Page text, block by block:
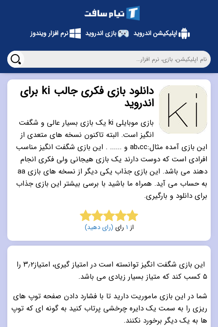
دانلود بازی فکری جالب ki برای
اندروید
بازی موبایلی ki یک بازی بسیار عالی و شگفت
انگیز است. البته تاکنون نسخه های متعدی از
این بازی آمده مثال:ab،cc و ...... . این بازی شگفت انگیز مناسب
افرادی است که دوست دارند یک بازی هیجانی ولی فکری انجام
دهند می باشد. این بازی جذاب یکی دیگر از نسخه های بازی aa
به حساب می آید. همراه ما باشید با برسی بیشتر این بازی جذاب
برای دانلود و بارگیری.
5.0 از 5 از 1 رای (رای دهید)
این بازی شگفت انگیز توانسته است در امتیاز گیری، امتیاز۳٫۲ را
۵ کسب کند که متیاز بسیار زیادی می باشد.
شما در این بازی ماموریت دارید تا با فشارد دادن صفحه توپ های
ریزی را به سمت یک دایره چرخشی پرتاب کنید به گونه ای که توپ
ها به یک دیگر برخورد نکنند.
اپلیکیشن اندروید بازی اندروید نرم افزار ویندوز